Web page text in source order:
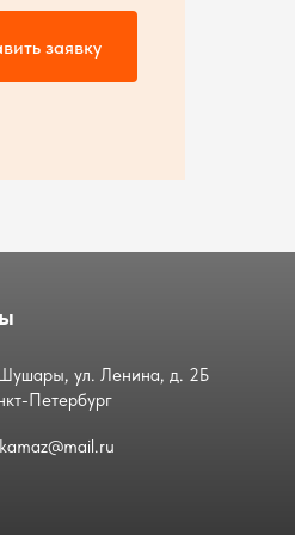
заявку
ул. Ленина, д. 2Б
Петербург